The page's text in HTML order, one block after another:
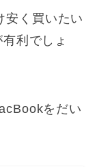
安く買いたい
利でしょ
をだい